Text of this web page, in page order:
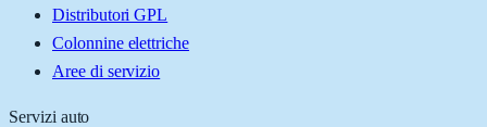
Distributori GPL
Colonnine elettriche
Aree di servizio
Servizi auto